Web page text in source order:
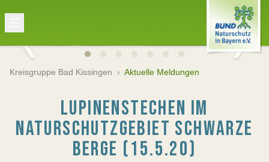
Kreisgruppe Bad Kissingen › Aktuelle Meldungen
LUPINENSTECHEN IM
NATURSCHUTZGEBIET SCHWARZE
BERGE (15.5.20)